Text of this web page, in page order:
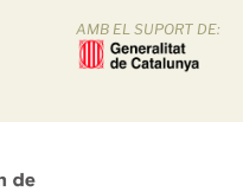
AMB EL SUPORT DE: